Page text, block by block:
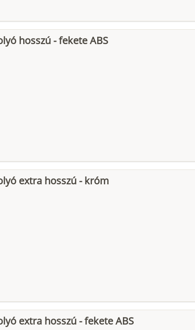
hosszú - fekete ABS
extra hosszú - króm
extra hosszú - fekete ABS